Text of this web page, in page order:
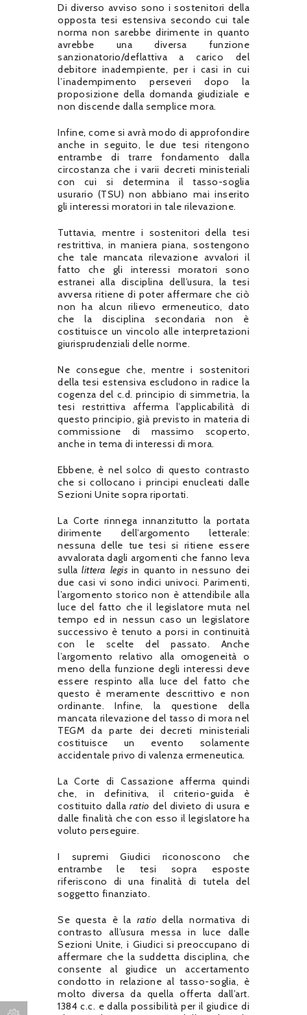
Di diverso avviso sono i sostenitori della
opposta tesi estensiva secondo cui tale
norma non sarebbe dirimente in quanto
avrebbe una diversa funzione
sanzionatorio/deflattiva a carico del
debitore inadempiente, per i casi in cui
l’inadempimento perseveri dopo la
proposizione della domanda giudiziale e
non discende dalla semplice mora.
Infine, come si avrà modo di approfondire
anche in seguito, le due tesi ritengono
entrambe di trarre fondamento dalla
circostanza che i varii decreti ministeriali
con cui si determina il tasso-soglia
usurario (TSU) non abbiano mai inserito
gli interessi moratori in tale rilevazione.
Tuttavia, mentre i sostenitori della tesi
restrittiva, in maniera piana, sostengono
che tale mancata rilevazione avvalori il
fatto che gli interessi moratori sono
estranei alla disciplina dell’usura, la tesi
avversa ritiene di poter affermare che ciò
non ha alcun rilievo ermeneutico, dato
che la disciplina secondaria non è
costituisce un vincolo alle interpretazioni
giurisprudenziali delle norme.
Ne consegue che, mentre i sostenitori
della tesi estensiva escludono in radice la
cogenza del c.d. principio di simmetria, la
tesi restrittiva afferma l’applicabilità di
questo principio, già previsto in materia di
commissione di massimo scoperto,
anche in tema di interessi di mora.
Ebbene, è nel solco di questo contrasto
che si collocano i principi enucleati dalle
Sezioni Unite sopra riportati.
La Corte rinnega innanzitutto la portata
dirimente dell’argomento letterale:
nessuna delle tue tesi si ritiene essere
avvalorata dagli argomenti che fanno leva
sullalittera legis in quanto in nessuno dei
due casi vi sono indici univoci. Parimenti,
l’argomento storico non è attendibile alla
luce del fatto che il legislatore muta nel
tempo ed in nessun caso un legislatore
successivo è tenuto a porsi in continuità
con le scelte del passato. Anche
l’argomento relativo alla omogeneità o
meno della funzione degli interessi deve
essere respinto alla luce del fatto che
questo è meramente descrittivo e non
ordinante. Infine, la questione della
mancata rilevazione del tasso di mora nel
TEGM da parte dei decreti ministeriali
costituisce un evento solamente
accidentale privo di valenza ermeneutica.
La Corte di Cassazione afferma quindi
che, in definitiva, il criterio-guida è
costituito dallaratio del divieto di usura e
dalle finalità che con esso il legislatore ha
voluto perseguire.
I supremi Giudici riconoscono che
entrambe le tesi sopra esposte
riferiscono di una finalità di tutela del
soggetto finanziato.
Se questa è la ratio della normativa di
contrasto all’usura messa in luce dalle
Sezioni Unite, i Giudici si preoccupano di
affermare che la suddetta disciplina, che
consente al giudice un accertamento
condotto in relazione al tasso-soglia, è
molto diversa da quella offerta dall’art.
1384 c.c. e dalla possibilità per il giudice di